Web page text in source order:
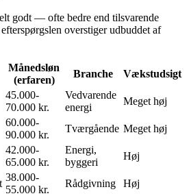
godt — ofte bedre end tilsvarende
overstiger udbuddet af
Månedsløn
(erfaren)
Branche Vækstudsigt
45.000-
70.000 kr.
Vedvarende
energi
Meget høj
60.000-
90.000 kr.
Tværgående Meget høj
42.000-
65.000 kr.
Energi,
byggeri
Høj
38.000-
55.000 kr.
Rådgivning Høj